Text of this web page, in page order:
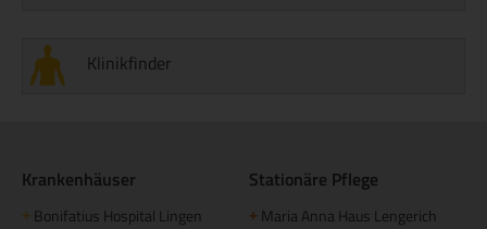
Klinikfinder
Krankenhäuser
+ Bonifatius Hospital Lingen
Stationäre Pflege
+ Maria Anna Haus Lengerich